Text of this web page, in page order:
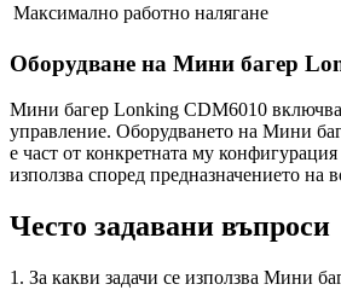
Максимално работно налягане
Оборудване на Мини багер
Мини багер Lonking CDM6010
управление. Оборудването на Мини
е част от конкретната му конфигурация
използва според предназначението на
Често задавани въпроси
1. За какви задачи се използва Мини